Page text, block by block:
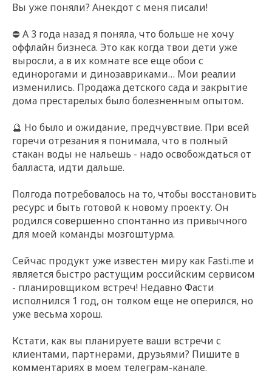
Вы уже поняли? Анекдот с меня писали!
⛔️ А 3 года назад я поняла, что больше не хочу
оффлайн бизнеса. Это как когда твои дети уже
выросли, а в их комнате все еще обои с
единорогами и динозавриками… Мои реалии
изменились. Продажа детского сада и закрытие
дома престарелых было болезненным опытом.
🔮 Но было и ожидание, предчувствие. При всей
горечи отрезания я понимала, что в полный
стакан воды не нальешь - надо освобождаться от
балласта, идти дальше.
Полгода потребовалось на то, чтобы восстановить
ресурс и быть готовой к новому проекту. Он
родился совершенно спонтанно из привычного
для моей команды мозгоштурма.
Сейчас продукт уже известен миру как Fasti.me и
является быстро растущим российским сервисом
- планировщиком встреч! Недавно Фасти
исполнился 1 год, он толком еще не оперился, но
уже весьма хорош.
Кстати, как вы планируете ваши встречи с
клиентами, партнерами, друзьями? Пишите в
комментариях в моем телеграм-канале.